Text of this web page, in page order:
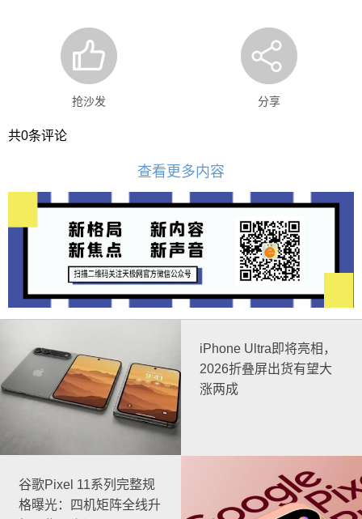
抢沙发 分享
共0条评论
查看更多内容
iPhone Ultra即将亮相，
2026折叠屏出货有望大
涨两成
谷歌Pixel 11系列完整规
格曝光：四机矩阵全线升